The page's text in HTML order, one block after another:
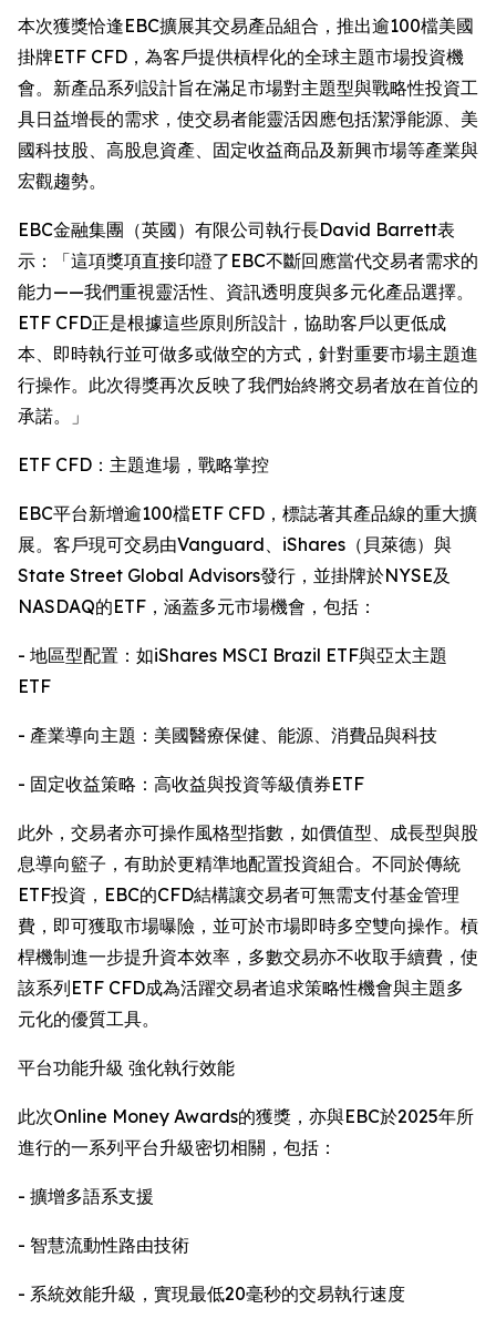
本次獲獎恰逢EBC擴展其交易產品組合，推出逾100檔美國
掛牌ETF CFD，為客戶提供槓桿化的全球主題市場投資機
會。新產品系列設計旨在滿足市場對主題型與戰略性投資工
具日益增長的需求，使交易者能靈活因應包括潔淨能源、美
國科技股、高股息資產、固定收益商品及新興市場等產業與
宏觀趨勢。
EBC金融集團（英國）有限公司執行長David Barrett表
示：「這項獎項直接印證了EBC不斷回應當代交易者需求的
能力——我們重視靈活性、資訊透明度與多元化產品選擇。
ETF CFD正是根據這些原則所設計，協助客戶以更低成
本、即時執行並可做多或做空的方式，針對重要市場主題進
行操作。此次得獎再次反映了我們始終將交易者放在首位的
承諾。」
ETF CFD：主題進場，戰略掌控
EBC平台新增逾100檔ETF CFD，標誌著其產品線的重大擴
展。客戶現可交易由Vanguard、iShares（貝萊德）與
State Street Global Advisors發行，並掛牌於NYSE及
NASDAQ的ETF，涵蓋多元市場機會，包括：
- 地區型配置：如iShares MSCI Brazil ETF與亞太主題
ETF
- 產業導向主題：美國醫療保健、能源、消費品與科技
- 固定收益策略：高收益與投資等級債券ETF
此外，交易者亦可操作風格型指數，如價值型、成長型與股
息導向籃子，有助於更精準地配置投資組合。不同於傳統
ETF投資，EBC的CFD結構讓交易者可無需支付基金管理
費，即可獲取市場曝險，並可於市場即時多空雙向操作。槓
桿機制進一步提升資本效率，多數交易亦不收取手續費，使
該系列ETF CFD成為活躍交易者追求策略性機會與主題多
元化的優質工具。
平台功能升級 強化執行效能
此次Online Money Awards的獲獎，亦與EBC於2025年所
進行的一系列平台升級密切相關，包括：
- 擴增多語系支援
- 智慧流動性路由技術
- 系統效能升級，實現最低20毫秒的交易執行速度